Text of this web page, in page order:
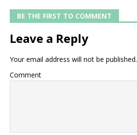
BE THE FIRST TO COMMENT
Leave a Reply
Your email address will not be published.
Comment